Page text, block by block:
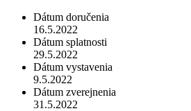
Dátum doručenia
16.5.2022
Dátum splatnosti
29.5.2022
Dátum vystavenia
9.5.2022
Dátum zverejnenia
31.5.2022